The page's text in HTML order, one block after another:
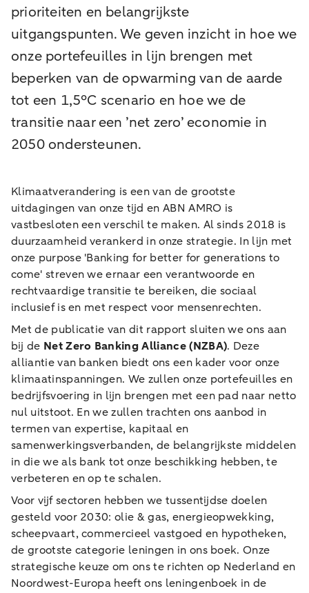
prioriteiten en belangrijkste
uitgangspunten. We geven inzicht in hoe we
onze portefeuilles in lijn brengen met
beperken van de opwarming van de aarde
tot een 1,5°C scenario en hoe we de
transitie naar een ’net zero’ economie in
2050 ondersteunen.
Klimaatverandering is een van de grootste
uitdagingen van onze tijd en ABN AMRO is
vastbesloten een verschil te maken. Al sinds 2018 is
duurzaamheid verankerd in onze strategie. In lijn met
onze purpose 'Banking for better for generations to
come' streven we ernaar een verantwoorde en
rechtvaardige transitie te bereiken, die sociaal
inclusief is en met respect voor mensenrechten.
Met de publicatie van dit rapport sluiten we ons aan
bij de Net Zero Banking Alliance (NZBA). Deze
alliantie van banken biedt ons een kader voor onze
klimaatinspanningen. We zullen onze portefeuilles en
bedrijfsvoering in lijn brengen met een pad naar netto
nul uitstoot. En we zullen trachten ons aanbod in
termen van expertise, kapitaal en
samenwerkingsverbanden, de belangrijkste middelen
in die we als bank tot onze beschikking hebben, te
verbeteren en op te schalen.
Voor vijf sectoren hebben we tussentijdse doelen
gesteld voor 2030: olie & gas, energieopwekking,
scheepvaart, commercieel vastgoed en hypotheken,
de grootste categorie leningen in ons boek. Onze
strategische keuze om ons te richten op Nederland en
Noordwest-Europa heeft ons leningenboek in de